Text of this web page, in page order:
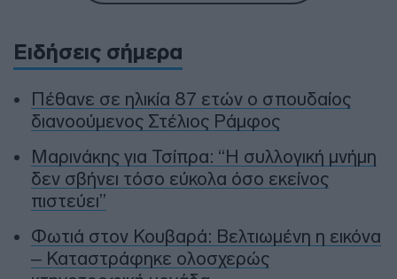
Ειδήσεις σήμερα
Πέθανε σε ηλικία 87 ετών ο σπουδαίος
διανοούμενος Στέλιος Ράμφος
Μαρινάκης για Τσίπρα: “Η συλλογική μνήμη
δεν σβήνει τόσο εύκολα όσο εκείνος
πιστεύει”
Φωτιά στον Κουβαρά: Βελτιωμένη η εικόνα
– Καταστράφηκε ολοσχερώς